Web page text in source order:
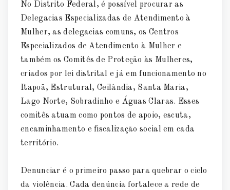
No Distrito Federal, é possível procurar as
Delegacias Especializadas de Atendimento à
Mulher, as delegacias comuns, os Centros
Especializados de Atendimento à Mulher e
também os Comitês de Proteção às Mulheres,
criados por lei distrital e já em funcionamento no
Itapoã, Estrutural, Ceilândia, Santa Maria,
Lago Norte, Sobradinho e Águas Claras. Esses
comitês atuam como pontos de apoio, escuta,
encaminhamento e fiscalização social em cada
território.
Denunciar é o primeiro passo para quebrar o ciclo
da violência. Cada denúncia fortalece a rede de